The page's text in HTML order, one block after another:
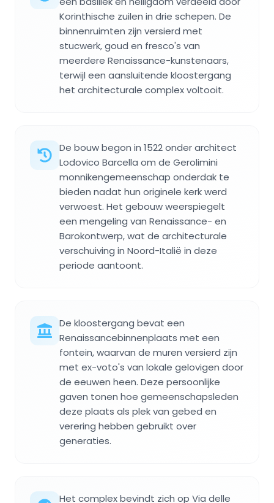
Korinthische zuilen in drie schepen. De
binnenruimten zijn versierd met
stucwerk, goud en fresco's van
meerdere Renaissance-kunstenaars,
terwijl een aansluitende kloostergang
het architecturale complex voltooit.
De bouw begon in 1522 onder architect
Lodovico Barcella om de Gerolimini
monnikengemeenschap onderdak te
bieden nadat hun originele kerk werd
verwoest. Het gebouw weerspiegelt
een mengeling van Renaissance- en
Barokontwerp, wat de architecturale
verschuiving in Noord-Italië in deze
periode aantoont.
De kloostergang bevat een
Renaissancebinnenplaats met een
fontein, waarvan de muren versierd zijn
met ex-voto's van lokale gelovigen door
de eeuwen heen. Deze persoonlijke
gaven tonen hoe gemeenschapsleden
deze plaats als plek van gebed en
verering hebben gebruikt over
generaties.
Het complex bevindt zich op Via delle